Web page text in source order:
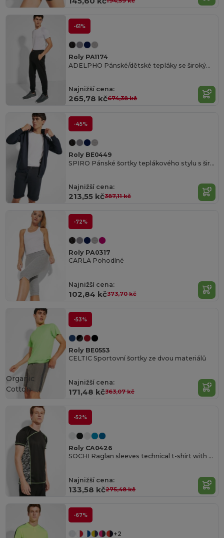
-61%
Roly PA1174
ADELPHO Pánské/dětské tepláky se širokým pasem s vnější stahovací šňůrkou
Najnižší cena:
265,78 kč674,38 kč
-45%
Roly BE0449
SPIRO Pánské šortky teplákového stylu s širokým elastickým pasem se stahovací šňůrkou
Najnižší cena:
213,55 kč387,11 kč
-72%
Roly PA0317
CARLA Pohodlné
Najnižší cena:
102,84 kč373,70 kč
-53%
Roly BE0553
CELTIC Sportovní šortky ze dvou materiálů
Najnižší cena:
171,48 kč363,07 kč
Organic
Cotton
-52%
Roly CA0426
SOCHI Raglan sleeves technical t-shirt with sublimated panels
Najnižší cena:
133,58 kč275,48 kč
-67%
+2